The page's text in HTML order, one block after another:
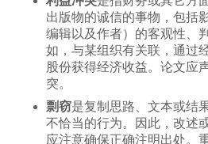
出版物的诚信的事物，包括
编辑以及作者）的客观性、
如，与某组织有关联，通过
股份获得经济收益。论文应
突。
剽窃是复制思路、文本或结
不恰当的行为。因此，改述
应注意确保正确注明出处。